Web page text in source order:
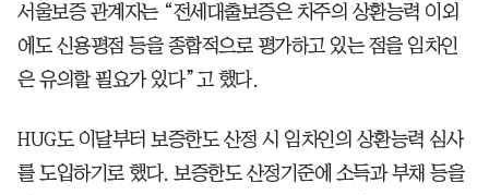
서울보증 관계자는 “전세대출보증은 차주의 상환능력 이외
에도 신용평점 등을 종합적으로 평가하고 있는 점을 임차인
은 유의할 필요가 있다”고 했다.
HUG도 이달부터 보증한도 산정 시 임차인의 상환능력 심사
를 도입하기로 했다. 보증한도 산정기준에 소득과 부채 등을